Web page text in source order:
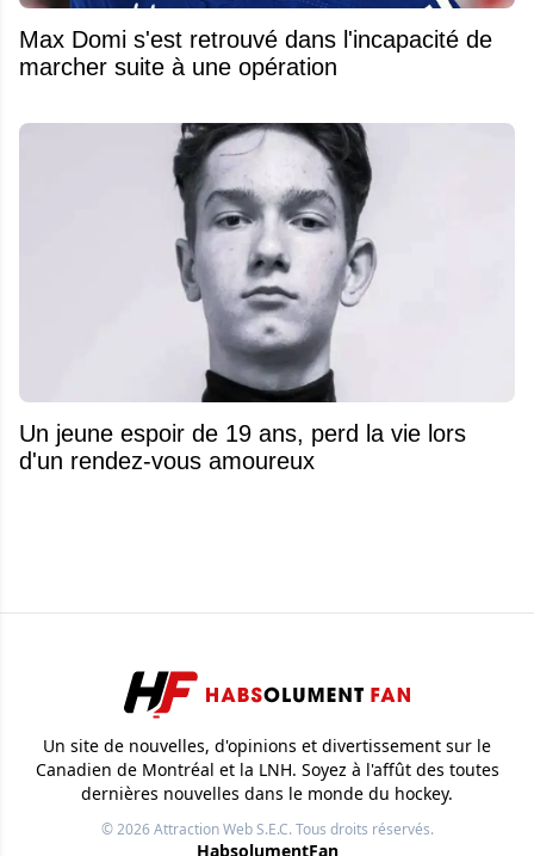
Max Domi s'est retrouvé dans l'incapacité de
marcher suite à une opération
Un jeune espoir de 19 ans, perd la vie lors
d'un rendez-vous amoureux
Un site de nouvelles, d'opinions et divertissement sur le
Canadien de Montréal et la LNH. Soyez à l'affût des toutes
dernières nouvelles dans le monde du hockey.
© 2026Attraction Web S.E.C.Tous droits réservés.
HabsolumentFan